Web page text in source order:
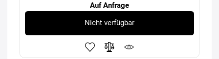
Auf Anfrage
Nicht verfügbar